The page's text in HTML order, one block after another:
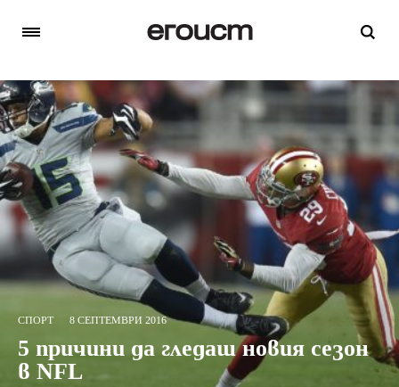
СПОРТ 8 СЕПТЕМВРИ 2016
5 причини да гледаш новия сезон
в NFL